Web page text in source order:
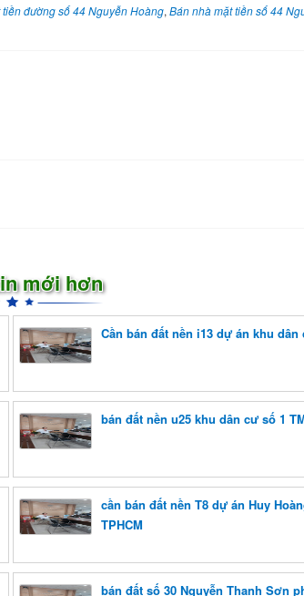
đường số 44 Nguyễn Hoàng, Bán nhà mặt tiền số 44
mới hơn
Cần bán đất nền i13 dự án khu dân
bán đất nền u25 khu dân cư số 1
cần bán đất nền T8 dự án Huy
TPHCM
bán đất số 30 Nguyễn Thanh Sơn